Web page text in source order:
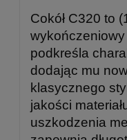
Cokół C320 to
podkreśla
dodając mu
klasycznego
jakości
uszkodzenia